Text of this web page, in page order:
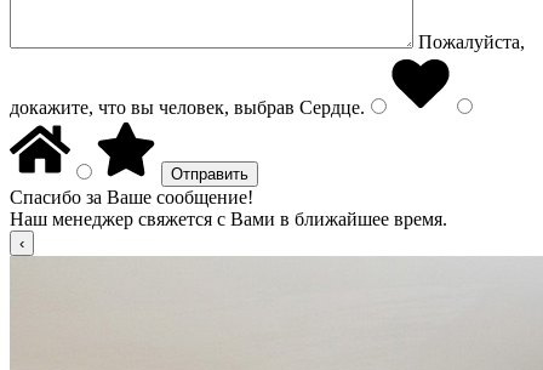
Пожалуйста,
докажите, что вы человек, выбрав Сердце.
Спасибо за Ваше сообщение!
Наш менеджер свяжется с Вами в ближайшее время.